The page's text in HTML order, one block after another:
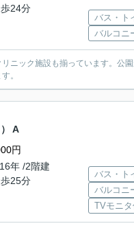
歩24分
バス・ト
バルコニ
ニック施設も揃っています。公
。
A
円
年 /2階建
歩25分
バス・ト
バルコニ
TVモニ